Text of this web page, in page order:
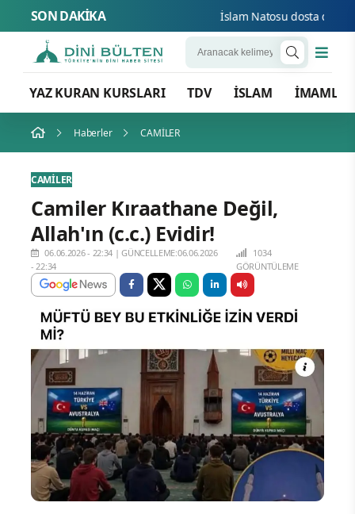
SON DAKİKA İslam Natosu dosta güven
YAZ KURAN KURSLARI TDV İSLAM İMAMLAR
Haberler CAMİLER
CAMİLER
Camiler Kıraathane Değil,
Allah'ın (c.c.) Evidir!
06.06.2026 - 22:34 |GÜNCELLEME:06.06.2026
- 22:34
1034
GÖRÜNTÜLEME